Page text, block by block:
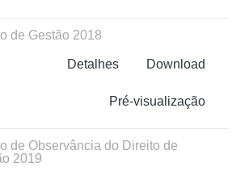
de Gestão 2018
Download
Detalhes
Pré-visualização
de Observância do Direito de
2019